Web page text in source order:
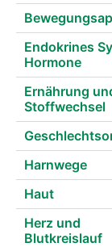
Endokrines
Hormone
Ernährung
Stoffwechsel
Harnwege
Haut
Herz und
Blutkreislauf